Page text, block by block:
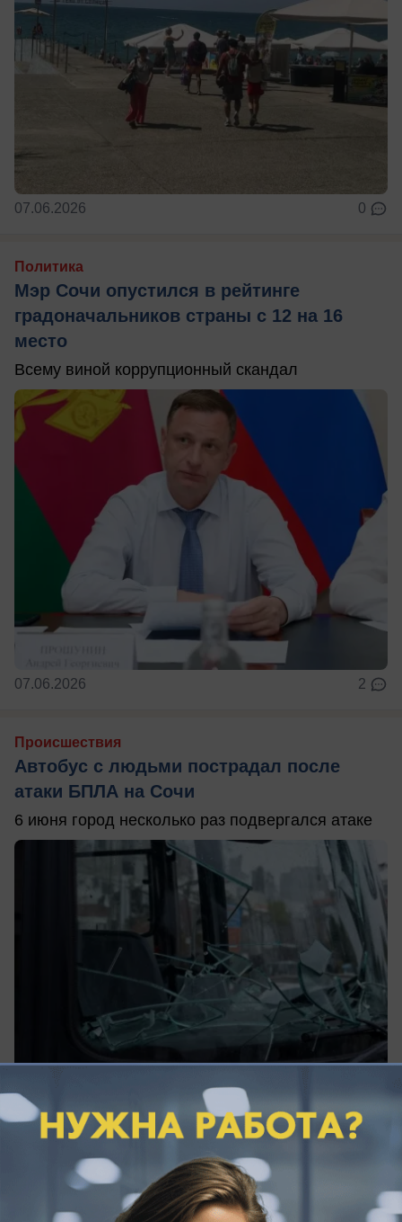
07.06.2026 0
Политика
Мэр Сочи опустился в рейтинге
градоначальников страны с 12 на 16
место
Всему виной коррупционный скандал
07.06.2026 2
Происшествия
Автобус с людьми пострадал после
атаки БПЛА на Сочи
6 июня город несколько раз подвергался атаке
07.06.2026
Общество
Тина Канделаки призвала ездить в Сочи,